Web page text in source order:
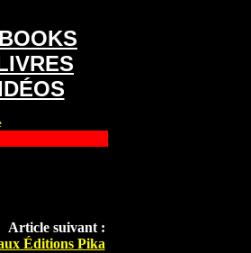
Article suivant :
Éditions Pika